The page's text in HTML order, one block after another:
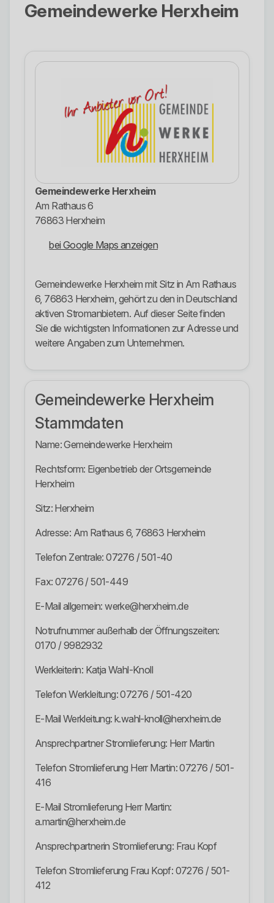
Gemeindewerke Herxheim
Gemeindewerke Herxheim
Am Rathaus 6
76863 Herxheim
bei Google Maps anzeigen
Gemeindewerke Herxheim mit Sitz in Am Rathaus
6, 76863 Herxheim, gehört zu den in Deutschland
aktiven Stromanbietern. Auf dieser Seite finden
Sie die wichtigsten Informationen zur Adresse und
weitere Angaben zum Unternehmen.
Gemeindewerke Herxheim
Stammdaten
Name: Gemeindewerke Herxheim
Rechtsform: Eigenbetrieb der Ortsgemeinde
Herxheim
Sitz: Herxheim
Adresse: Am Rathaus 6, 76863 Herxheim
Telefon Zentrale: 07276 / 501-40
Fax: 07276 / 501-449
E-Mail allgemein: werke@herxheim.de
Notrufnummer außerhalb der Öffnungszeiten:
0170 / 9982932
Werkleiterin: Katja Wahl-Knoll
Telefon Werkleitung: 07276 / 501-420
E-Mail Werkleitung: k.wahl-knoll@herxheim.de
Ansprechpartner Stromlieferung: Herr Martin
Telefon Stromlieferung Herr Martin: 07276 / 501-
416
E-Mail Stromlieferung Herr Martin:
a.martin@herxheim.de
Ansprechpartnerin Stromlieferung: Frau Kopf
Telefon Stromlieferung Frau Kopf: 07276 / 501-
412